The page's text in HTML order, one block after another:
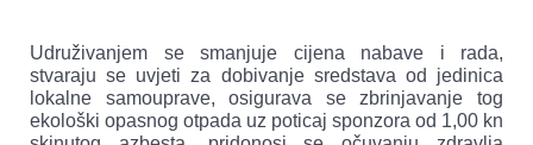
Udruživanjem se smanjuje cijena nabave i rada,
stvaraju se uvjeti za dobivanje sredstava od jedinica
lokalne samouprave, osigurava se zbrinjavanje tog
ekološki opasnog otpada uz poticaj sponzora od 1,00 kn